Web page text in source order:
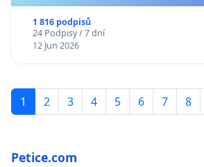
1 816 podpisů
24 Podpisy / 7 dní
12 Jun 2026
1 2 3 4 5 6 7 8
Petice.com